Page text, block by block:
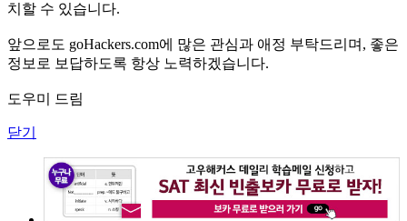
치할 수 있습니다.
앞으로도 goHackers.com에 많은 관심과 애정 부탁드리며, 좋은
정보로 보답하도록 항상 노력하겠습니다.
도우미 드림
닫기